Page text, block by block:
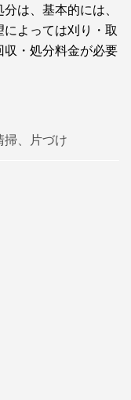
は、基本的には、
よっては刈り・取
収・処分料金が必要
、片づけ